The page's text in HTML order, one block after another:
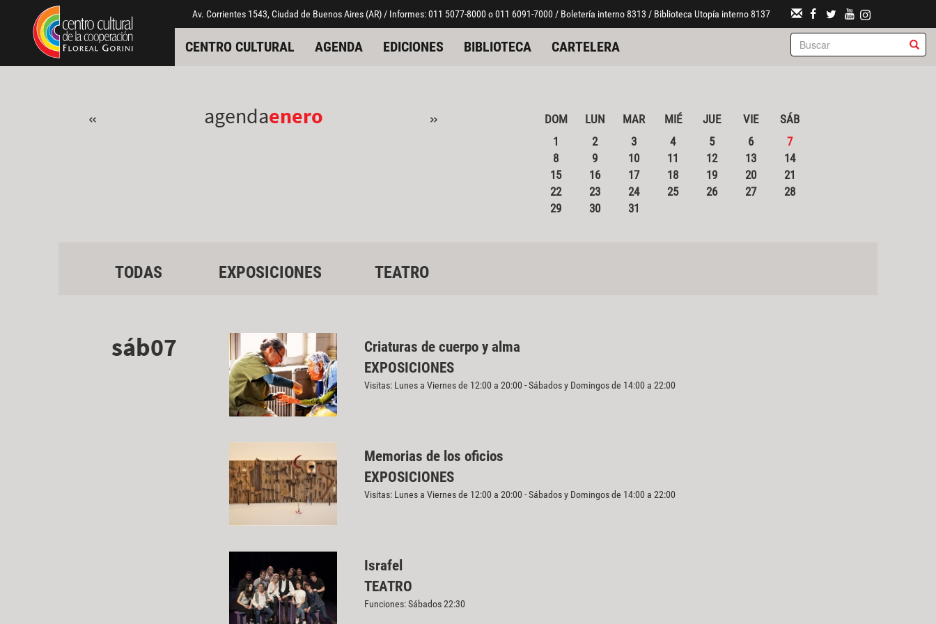
Pasar al contenido principal
Jump to main content Av. Corrientes 1543, Ciudad de Buenos Aires (AR) / Informes: 011 5077-8000 o 011 6091-7000 / Boletería interno 8313 / Biblioteca Utopía interno 8137
CENTRO CULTURAL AGENDA EDICIONES BIBLIOTECA CARTELERA
« agendaenero » DOM LUN MAR MIÉ JUE VIE
SÁB
1
2 3 4 5 6
7
8
9 10 11 12 13
14
15
16 17 18 19 20
21
22
23 24 25 26 27
28
29
30 31
TODAS EXPOSICIONES TEATRO
sáb07
Criaturas de cuerpo y alma
EXPOSICIONES
Visitas: Lunes a Viernes de 12:00 a 20:00 - Sábados y Domingos de 14:00 a 22:00
Memorias de los oficios
EXPOSICIONES
Visitas: Lunes a Viernes de 12:00 a 20:00 - Sábados y Domingos de 14:00 a 22:00
Israfel
TEATRO
Funciones: Sábados 22:30